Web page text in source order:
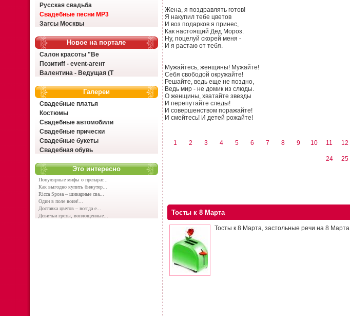
Русская свадьба
Свадебные песни MP3
Загсы Москвы
Новое на портале
Салон красоты "Ве
Позитиff - event-агент
Валентина - Ведущая (Т
Галереи
Свадебные платья
Костюмы
Свадебные автомобили
Свадебные прически
Свадебные букеты
Свадебная обувь
Это интересно
Популярные мифы о препарат...
Как выгодно купить бижутер...
Ricca Sposa – шикарные сва...
Один в поле воин!...
Доставка цветов – всегда е...
Девичьи грезы, воплощенные...
Жена, я поздравлять готов!
Я накупил тебе цветов
И воз подарков я принес,
Как настоящий Дед Мороз.
Ну, поцелуй скорей меня -
И я растаю от тебя.
Мужайтесь, женщины! Мужайте!
Себя свободой окружайте!
Решайте, ведь еще не поздно,
Ведь мир - не домик из слюды.
О женщины, хватайте звезды
И перепутайте следы!
И совершенством поражайте!
И смейтесь! И детей рожайте!
1 2 3 4 5 6 7 8 9 10 11 12
24 25
Тосты к 8 Марта
Тосты к 8 Марта, застольные речи на 8 Марта